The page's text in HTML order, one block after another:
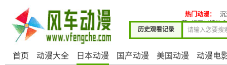
历史观看记录
热门动漫：
花~相互纠缠的
首页 动漫大全 日本动漫 国产动漫 美国动漫 动漫电